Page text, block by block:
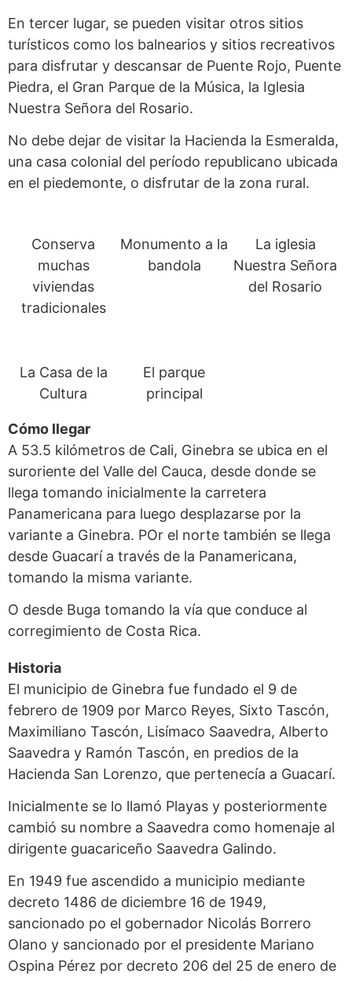
En tercer lugar, se pueden visitar otros sitios
turísticos como los balnearios y sitios recreativos
para disfrutar y descansar de Puente Rojo, Puente
Piedra, el Gran Parque de la Música, la Iglesia
Nuestra Señora del Rosario.
No debe dejar de visitar la Hacienda la Esmeralda,
una casa colonial del período republicano ubicada
en el piedemonte, o disfrutar de la zona rural.
Conserva
muchas
viviendas
tradicionales
Monumento a la
bandola
La iglesia
Nuestra Señora
del Rosario
La Casa de la
Cultura
El parque
principal
Cómo llegar
A 53.5 kilómetros de Cali, Ginebra se ubica en el
suroriente del Valle del Cauca, desde donde se
llega tomando inicialmente la carretera
Panamericana para luego desplazarse por la
variante a Ginebra. POr el norte también se llega
desde Guacarí a través de la Panamericana,
tomando la misma variante.
O desde Buga tomando la vía que conduce al
corregimiento de Costa Rica.
Historia
El municipio de Ginebra fue fundado el 9 de
febrero de 1909 por Marco Reyes, Sixto Tascón,
Maximiliano Tascón, Lisímaco Saavedra, Alberto
Saavedra y Ramón Tascón, en predios de la
Hacienda San Lorenzo, que pertenecía a Guacarí.
Inicialmente se lo llamó Playas y posteriormente
cambió su nombre a Saavedra como homenaje al
dirigente guacariceño Saavedra Galindo.
En 1949 fue ascendido a municipio mediante
decreto 1486 de diciembre 16 de 1949,
sancionado po el gobernador Nicolás Borrero
Olano y sancionado por el presidente Mariano
Ospina Pérez por decreto 206 del 25 de enero de